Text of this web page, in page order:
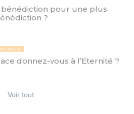
bénédiction pour une plus
?
JOUR
donnez-vous à l’Eternité ?
Voir tout